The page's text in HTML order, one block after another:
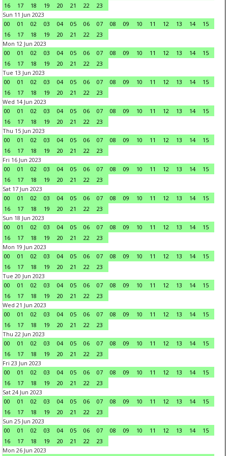
16
17 18 19 20 21 22
23
Sun 11 Jun 2023
00
01 02 03 04 05 06 07 08 09 10 11 12 13 14
15
16
17 18 19 20 21 22
23
Mon 12 Jun 2023
00
01 02 03 04 05 06 07 08 09 10 11 12 13 14
15
16
17 18 19 20 21 22
23
Tue 13 Jun 2023
00
01 02 03 04 05 06 07 08 09 10 11 12 13 14
15
16
17 18 19 20 21 22
23
Wed 14 Jun 2023
00
01 02 03 04 05 06 07 08 09 10 11 12 13 14
15
16
17 18 19 20 21 22
23
Thu 15 Jun 2023
00
01 02 03 04 05 06 07 08 09 10 11 12 13 14
15
16
17 18 19 20 21 22
23
Fri 16 Jun 2023
00
01 02 03 04 05 06 07 08 09 10 11 12 13 14
15
16
17 18 19 20 21 22
23
Sat 17 Jun 2023
00
01 02 03 04 05 06 07 08 09 10 11 12 13 14
15
16
17 18 19 20 21 22
23
Sun 18 Jun 2023
00
01 02 03 04 05 06 07 08 09 10 11 12 13 14
15
16
17 18 19 20 21 22
23
Mon 19 Jun 2023
00
01 02 03 04 05 06 07 08 09 10 11 12 13 14
15
16
17 18 19 20 21 22
23
Tue 20 Jun 2023
00
01 02 03 04 05 06 07 08 09 10 11 12 13 14
15
16
17 18 19 20 21 22
23
Wed 21 Jun 2023
00
01 02 03 04 05 06 07 08 09 10 11 12 13 14
15
16
17 18 19 20 21 22
23
Thu 22 Jun 2023
00
01 02 03 04 05 06 07 08 09 10 11 12 13 14
15
16
17 18 19 20 21 22
23
Fri 23 Jun 2023
00
01 02 03 04 05 06 07 08 09 10 11 12 13 14
15
16
17 18 19 20 21 22
23
Sat 24 Jun 2023
00
01 02 03 04 05 06 07 08 09 10 11 12 13 14
15
16
17 18 19 20 21 22
23
Sun 25 Jun 2023
00
01 02 03 04 05 06 07 08 09 10 11 12 13 14
15
16
17 18 19 20 21 22
23
Mon 26 Jun 2023